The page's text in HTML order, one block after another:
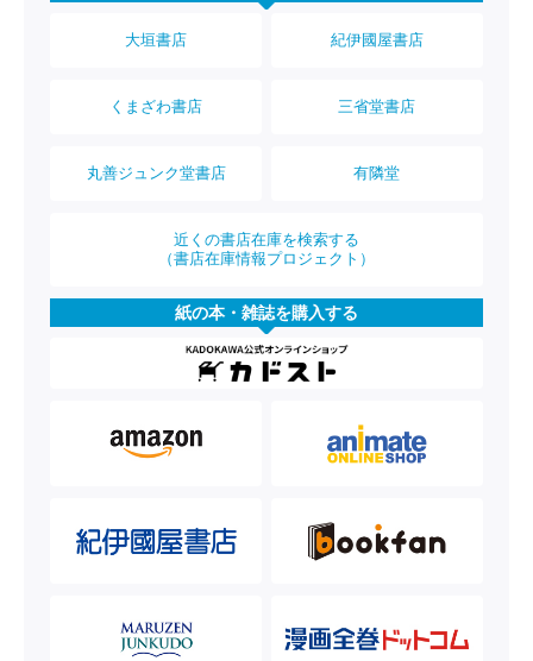
大垣書店 紀伊國屋書店
くまざわ書店 三省堂書店
丸善ジュンク堂書店 有隣堂
近くの書店在庫を検索する
（書店在庫情報プロジェクト）
紙の本・雑誌を購入する